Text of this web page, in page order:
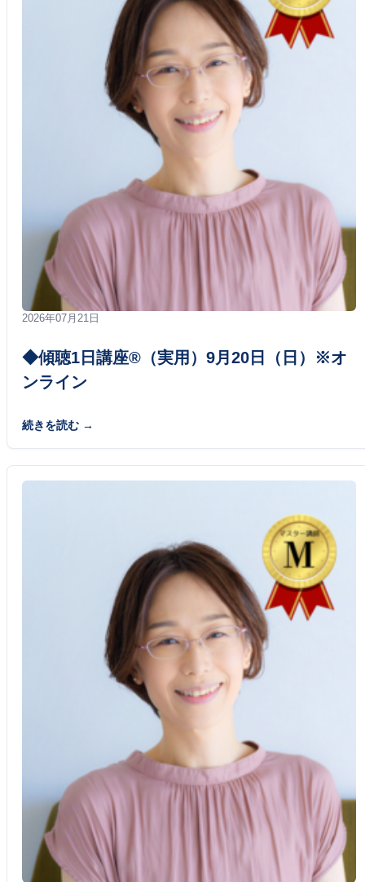
2026年07月21日
◆傾聴1日講座®（実用）9月20日（日）※オ
ンライン
続きを読む